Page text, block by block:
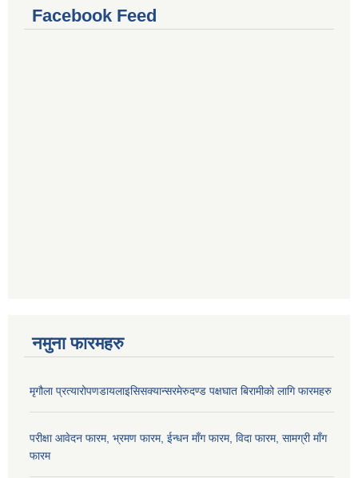
Facebook Feed
नमुना फारमहरु
मृगौला प्रत्यारोपणडायलाइसिसक्यान्सरमेरुदण्ड पक्षघात बिरामीको लागि फारमहरु
परीक्षा आवेदन फारम, भ्रमण फारम, ईन्धन माँग फारम, विदा फारम, सामग्री माँग
फारम